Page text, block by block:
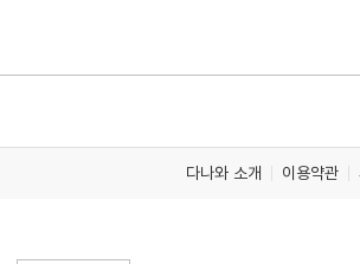
다나와 소개 이용약관